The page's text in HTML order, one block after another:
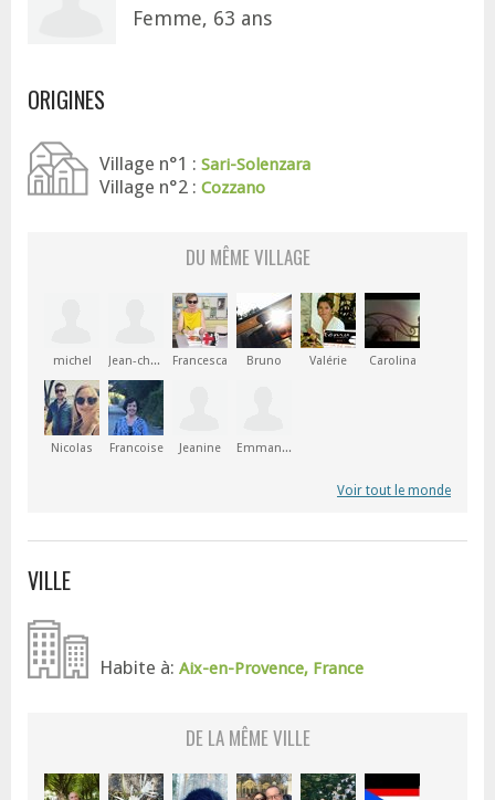
Femme, 63 ans
ORIGINES
Village n°1 : Sari-Solenzara
Village n°2 : Cozzano
DU MÊME VILLAGE
michel Jean-christophe Francesca Bruno Valérie Carolina
Nicolas Francoise Jeanine Emmanuelle
Voir tout le monde
VILLE
Habite à: Aix-en-Provence, France
DE LA MÊME VILLE